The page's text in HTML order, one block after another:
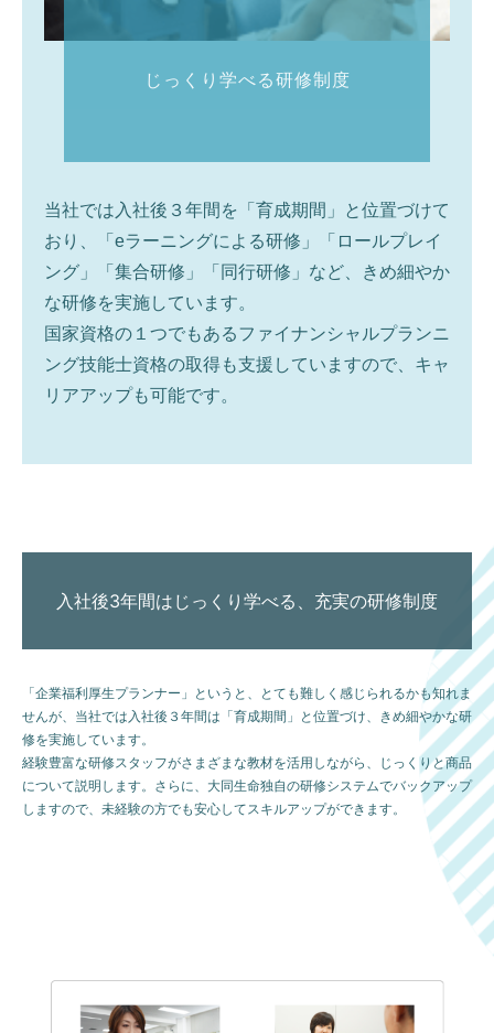
じっくり学べる研修制度
当社では入社後３年間を「育成期間」と位置づけて
おり、「eラーニングによる研修」「ロールプレイ
ング」「集合研修」「同行研修」など、きめ細やか
な研修を実施しています。
国家資格の１つでもあるファイナンシャルプランニ
ング技能士資格の取得も支援していますので、キャ
リアアップも可能です。
入社後3年間はじっくり学べる、充実の研修制度
「企業福利厚生プランナー」というと、とても難しく感じられるかも知れま
せんが、当社では入社後３年間は「育成期間」と位置づけ、きめ細やかな研
修を実施しています。
経験豊富な研修スタッフがさまざまな教材を活用しながら、じっくりと商品
について説明します。さらに、大同生命独自の研修システムでバックアップ
しますので、未経験の方でも安心してスキルアップができます。